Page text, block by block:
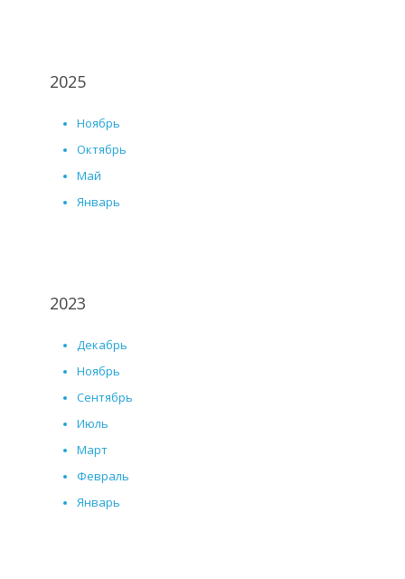
2025
Ноябрь
Октябрь
Май
Январь
2023
Декабрь
Ноябрь
Сентябрь
Июль
Март
Февраль
Январь